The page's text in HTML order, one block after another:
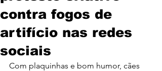
contra fogos de
artifício nas redes
sociais
Com plaquinhas e bom humor, cães